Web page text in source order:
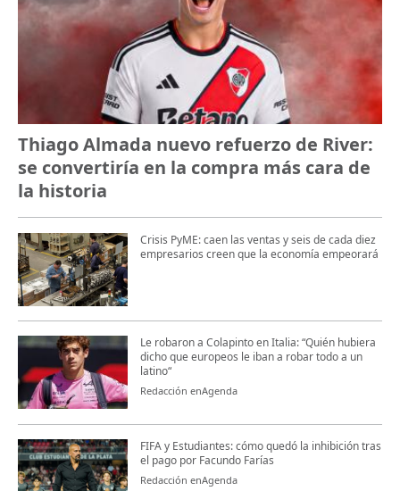
Thiago Almada nuevo refuerzo de River:
se convertiría en la compra más cara de
la historia
Crisis PyME: caen las ventas y seis de cada diez
empresarios creen que la economía empeorará
Le robaron a Colapinto en Italia: “Quién hubiera
dicho que europeos le iban a robar todo a un
latino“
Redacción enAgenda
FIFA y Estudiantes: cómo quedó la inhibición tras
el pago por Facundo Farías
Redacción enAgenda